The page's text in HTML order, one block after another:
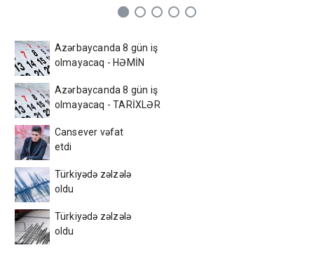
Azərbaycanda 8 gün iş
olmayacaq - HƏMİN
Azərbaycanda 8 gün iş
olmayacaq - TARİXLƏR
Cansever vəfat
etdi
Türkiyədə zəlzələ
oldu
Türkiyədə zəlzələ
oldu